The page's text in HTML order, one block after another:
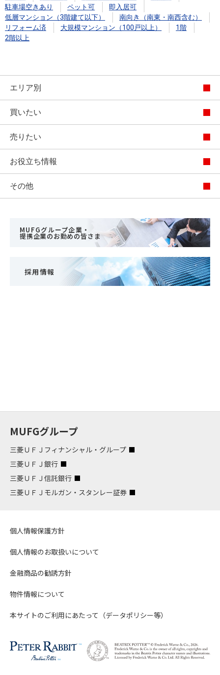
駐車場空きあり
ペット可
即入居可
低層マンション（3階建て以下）
南向き（南東・南西含む）
リフォーム済
大規模マンション（100戸以上）
1階
2階以上
エリア別
買いたい
売りたい
お役立ち情報
その他
MUFGグループ企業・
提携企業のお勤めの皆さま
採用情報
MUFGグループ
三菱ＵＦＪフィナンシャル・グループ
三菱ＵＦＪ銀行
三菱ＵＦＪ信託銀行
三菱ＵＦＪモルガン・スタンレー証券
個人情報保護方針
個人情報のお取扱いについて
金融商品の勧誘方針
物件情報について
本サイトのご利用にあたって（データポリシー等）